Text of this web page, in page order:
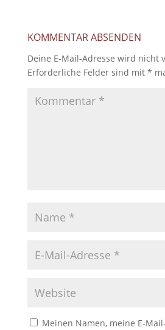
KOMMENTAR ABSENDEN
Deine E-Mail-Adresse wird nicht
Erforderliche Felder sind mit *
Meinen Namen, meine E-